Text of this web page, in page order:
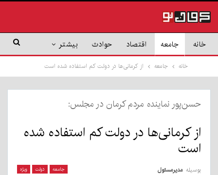
خانه جامعه اقتصاد حوادث بیشتر
خانه جامعه از کرمانی‌ها در دولت کم استفاده شده است
حسن‌پور نماینده مردم کرمان در مجلس:
از کرمانی‌ها در دولت کم استفاده شده
است
جامعه دولت ویژه بوسیله مدیرمسئول